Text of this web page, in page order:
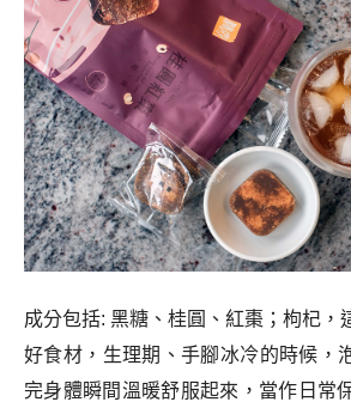
成分包括: 黑糖、桂圓、紅棗；枸杞，
好食材，生理期、手腳冰冷的時候，
完身體瞬間溫暖舒服起來，當作日常